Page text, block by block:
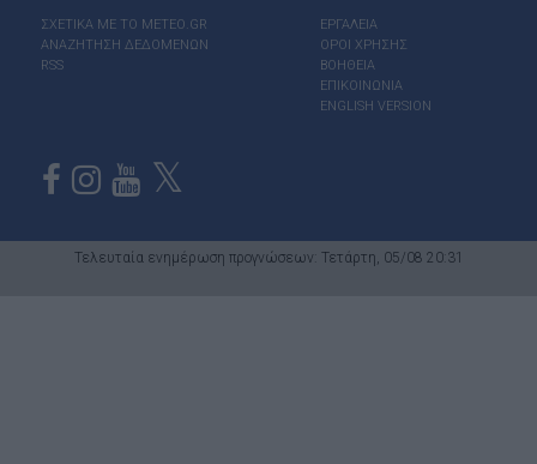
ΣΧΕΤΙΚΑ ΜΕ ΤΟ ΜΕΤΕΟ.GR
ΑΝΑΖΗΤΗΣΗ ΔΕΔΟΜΕΝΩΝ
RSS
ΕΡΓΑΛΕΙΑ
ΟΡΟΙ ΧΡΗΣΗΣ
ΒΟΗΘΕΙΑ
ΕΠΙΚΟΙΝΩΝΙΑ
ENGLISH VERSION
Τελευταία ενημέρωση προγνώσεων: Τετάρτη, 05/08 20:31